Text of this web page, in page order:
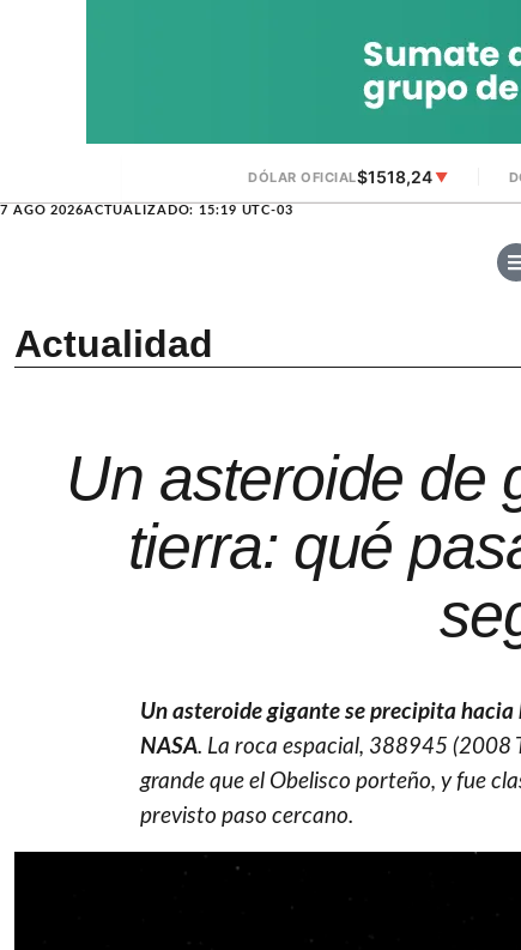
DÓLAR OFICIAL$1518,24▼
7 AGO 2026ACTUALIZADO: 15:19 UTC-03
Actualidad
Un asteroide de
tierra: qué
Un asteroide gigante se precipita
NASA. La roca espacial, 388945 (2008
grande que el Obelisco porteño, y fue
previsto paso cercano.